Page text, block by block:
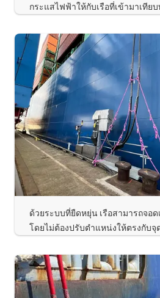
กระแสไฟฟ้าให้กับเรือที่เข้ามาเทียบ
ด้วยระบบที่ยืดหยุ่น เรือสามารถจอด
โดยไม่ต้องปรับตำแหน่งให้ตรงกับ